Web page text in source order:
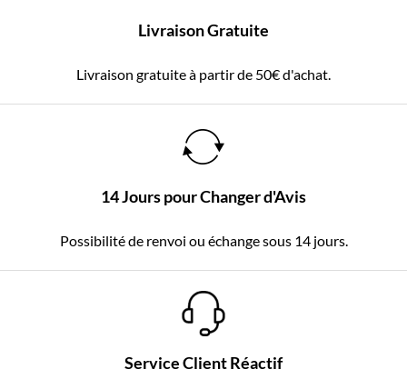
Livraison Gratuite
Livraison gratuite à partir de 50€ d'achat.
14 Jours pour Changer d'Avis
Possibilité de renvoi ou échange sous 14 jours.
Service Client Réactif